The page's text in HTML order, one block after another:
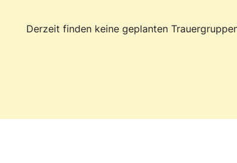
Derzeit finden keine geplanten